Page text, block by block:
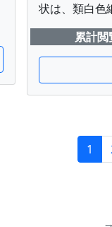
状は、類白色
累計閲
1